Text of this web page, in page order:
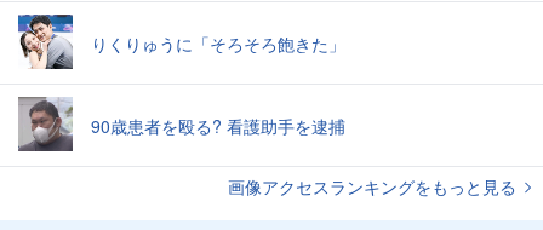
りくりゅうに「そろそろ飽きた」
90歳患者を殴る? 看護助手を逮捕
画像アクセスランキングをもっと見る